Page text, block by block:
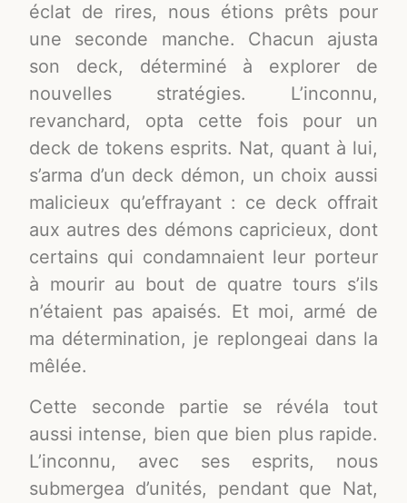
éclat de rires, nous étions prêts pour
une seconde manche. Chacun ajusta
son deck, déterminé à explorer de
nouvelles stratégies. L’inconnu,
revanchard, opta cette fois pour un
deck de tokens esprits. Nat, quant à lui,
s’arma d’un deck démon, un choix aussi
malicieux qu’effrayant : ce deck offrait
aux autres des démons capricieux, dont
certains qui condamnaient leur porteur
à mourir au bout de quatre tours s’ils
n’étaient pas apaisés. Et moi, armé de
ma détermination, je replongeai dans la
mêlée.
Cette seconde partie se révéla tout
aussi intense, bien que bien plus rapide.
L’inconnu, avec ses esprits, nous
submergea d’unités, pendant que Nat,